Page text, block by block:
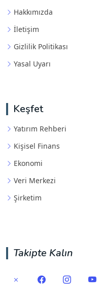
Hakkımızda
İletişim
Gizlilik Politikası
Yasal Uyarı
Keşfet
Yatırım Rehberi
Kişisel Finans
Ekonomi
Veri Merkezi
Şirketim
Takipte Kalın